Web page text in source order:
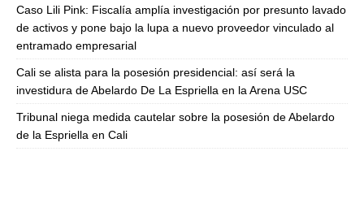
Caso Lili Pink: Fiscalía amplía investigación por presunto lavado
de activos y pone bajo la lupa a nuevo proveedor vinculado al
entramado empresarial
Cali se alista para la posesión presidencial: así será la
investidura de Abelardo De La Espriella en la Arena USC
Tribunal niega medida cautelar sobre la posesión de Abelardo
de la Espriella en Cali